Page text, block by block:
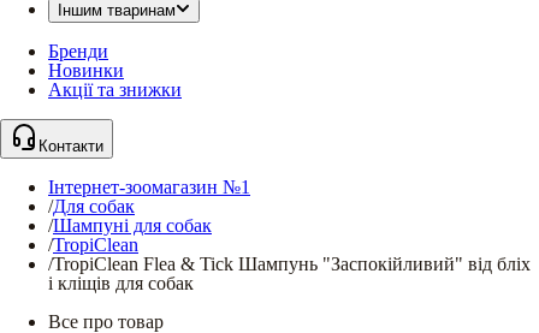
Іншим тваринам
Бренди
Новинки
Акції та знижки
Контакти
Інтернет-зоомагазин №1
/Для собак
/Шампуні для собак
/TropiClean
/TropiClean Flea & Tick Шампунь "Заспокійливий" від бліх
і кліщів для собак
Все про товар